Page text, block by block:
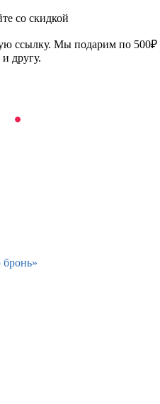
со скидкой
ссылку. Мы подарим по 500₽
другу.